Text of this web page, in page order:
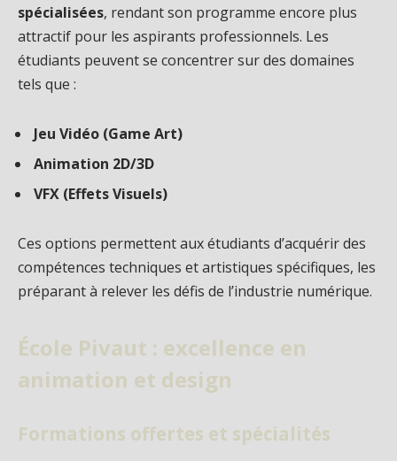
spécialisées, rendant son programme encore plus
attractif pour les aspirants professionnels. Les
étudiants peuvent se concentrer sur des domaines
tels que :
Jeu Vidéo (Game Art)
Animation 2D/3D
VFX (Effets Visuels)
Ces options permettent aux étudiants d’acquérir des
compétences techniques et artistiques spécifiques, les
préparant à relever les défis de l’industrie numérique.
École Pivaut : excellence en
animation et design
Formations offertes et spécialités